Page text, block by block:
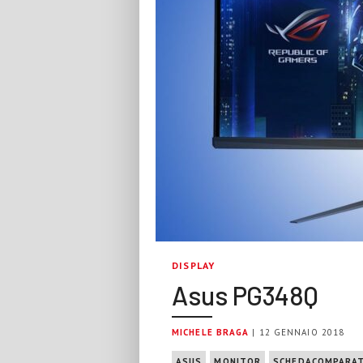
DISPLAY
Asus PG348Q
MICHELE BRAGA | 12 GENNAIO 2018